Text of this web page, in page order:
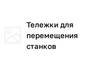
Тележки для
перемещения
станков